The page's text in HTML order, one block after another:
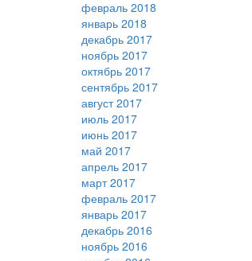
февраль 2018
январь 2018
декабрь 2017
ноябрь 2017
октябрь 2017
сентябрь 2017
август 2017
июль 2017
июнь 2017
май 2017
апрель 2017
март 2017
февраль 2017
январь 2017
декабрь 2016
ноябрь 2016